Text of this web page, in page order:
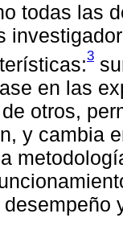
todas las
3
en las
otros,
y cambia